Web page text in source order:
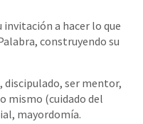
invitación a hacer lo que
construyendo su
discipulado, ser mentor,
mismo (cuidado del
mayordomía.